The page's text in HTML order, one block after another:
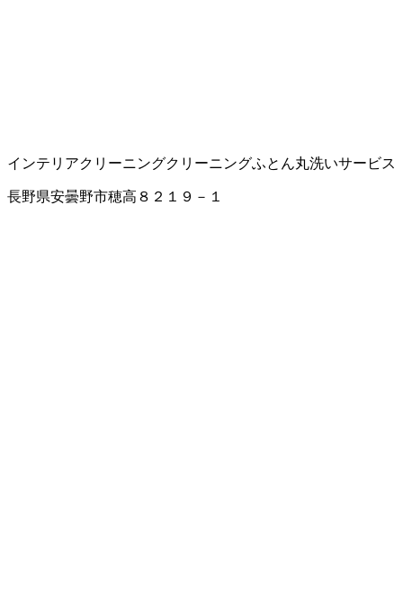
インテリアクリーニングクリーニングふとん丸洗いサービス
長野県安曇野市穂高８２１９－１